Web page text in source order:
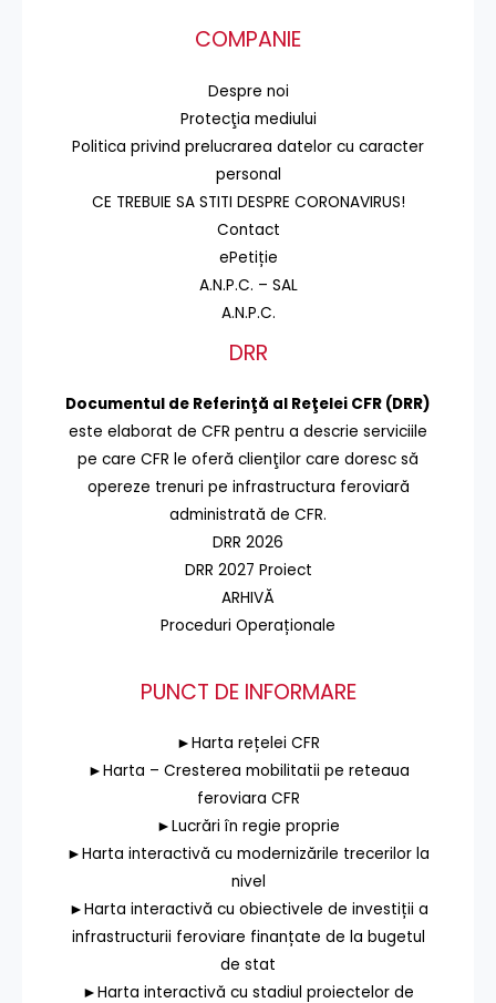
COMPANIE
Despre noi
Protecţia mediului
Politica privind prelucrarea datelor cu caracter
personal
CE TREBUIE SA STITI DESPRE CORONAVIRUS!
Contact
ePetiție
A.N.P.C. – SAL
A.N.P.C.
DRR
Documentul de Referinţă al Reţelei CFR (DRR)
este elaborat de CFR pentru a descrie serviciile
pe care CFR le oferă clienţilor care doresc să
opereze trenuri pe infrastructura feroviară
administrată de CFR.
DRR 2026
DRR 2027 Proiect
ARHIVĂ
Proceduri Operaționale
PUNCT DE INFORMARE
►Harta rețelei CFR
►Harta – Cresterea mobilitatii pe reteaua
feroviara CFR
►Lucrări în regie proprie
►Harta interactivă cu modernizările trecerilor la
nivel
►Harta interactivă cu obiectivele de investiții a
infrastructurii feroviare finanțate de la bugetul
de stat
►Harta interactivă cu stadiul proiectelor de